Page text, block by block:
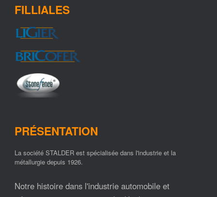
FILLIALES
PRÉSENTATION
La société STALDER est spécialisée dans l'industrie et la
métallurgie depuis 1926.
Notre histoire dans l'industrie automobile et